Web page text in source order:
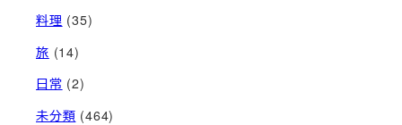
料理 (35)
旅 (14)
日常 (2)
未分類 (464)